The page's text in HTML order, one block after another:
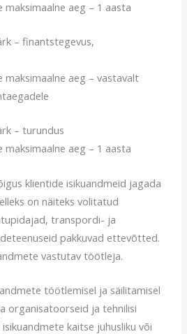
maksimaalne aeg – 1 aasta
– finantstegevus,
maksimaalne aeg – vastavalt
– turundus
maksimaalne aeg – 1 aasta
klientide isikuandmeid jagada
on näiteks volitatud
transpordi- ja
pakkuvad ettevõtted.
vastutav töötleja.
töötlemisel ja säilitamisel
organisatoorseid ja tehnilisi
kaitse juhusliku või